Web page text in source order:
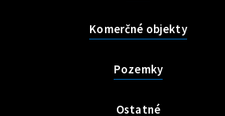
Komerčné objekty
Pozemky
Ostatné